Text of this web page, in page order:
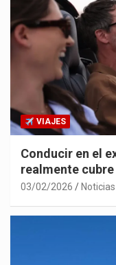
VIAJES
Conducir en el
realmente
03/02/2026 Noticias